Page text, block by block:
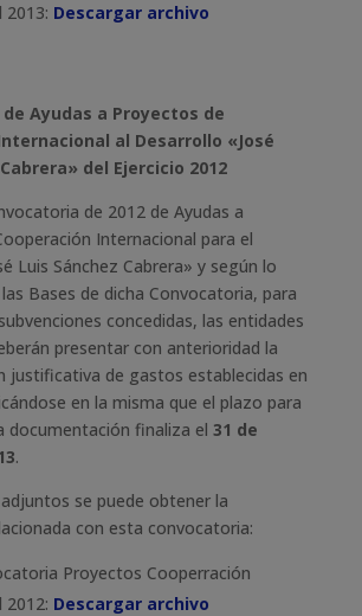
2013: Descargar archivo
Ayudas a Proyectos de
al Desarrollo «José
del Ejercicio 2012
de 2012 de Ayudas a
Internacional para el
Luis Sánchez Cabrera» y según lo
Bases de dicha Convocatoria, para
concedidas, las entidades
presentar con anterioridad la
justificativa de gastos establecidas en
en la misma que el plazo para
documentación finaliza el 31 de
.
se puede obtener la
con esta convocatoria:
Proyectos Cooperración
2012: Descargar archivo